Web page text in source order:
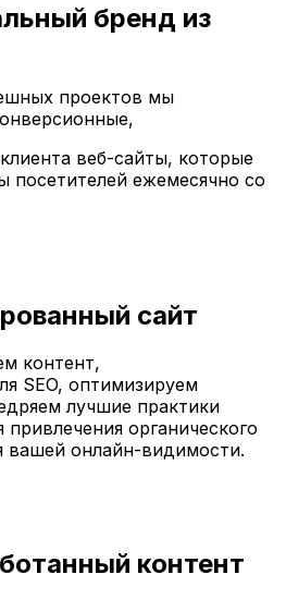
бренд из
проектов мы
веб-сайты, которые
посетителей ежемесячно со
сайт
контент,
SEO, оптимизируем
лучшие практики
привлечения органического
вашей онлайн-видимости.
контент